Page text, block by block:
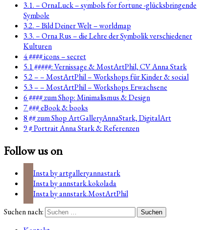
3.1. – OrnaLuck – symbols for fortune -glücksbringende
Symbole
3.2. – Bild Deiner Welt – worldmap
3.3. – Orna Rus – die Lehre der Symbolik verschiedener
Kulturen
4 #### icons – secret
5.1 #####: Vernissage & MostArtPhil, CV Anna Stark
5.2 – – MostArtPhil – Workshops für Kinder & social
5.3 – – MostArtPhil – Workshops Erwachsene
6 #### zum Shop: Minimalismus & Design
7 ### eBook & books
8 ## zum Shop ArtGalleryAnnaStark, DigitalArt
9 # Portrait Anna Stark & Referenzen
Follow us on
Insta by artgalleryannastark
Insta by annstark.kokolada
Insta by annstark.MostArtPhil
Suchen nach: